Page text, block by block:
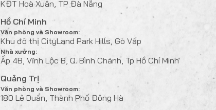
KĐT Hoà Xuân, TP Đà Nẵng
Hồ Chí Minh
Văn phòng và Showroom:
Khu đô thị CityLand Park Hills, Gò Vấp
Nhà xưởng:
Ấp 4B, Vĩnh Lộc B, Q. Bình Chánh, Tp Hồ Chí Minh
Quảng Trị
Văn phòng và Showroom:
180 Lê Duẩn, Thành Phố Đông Hà